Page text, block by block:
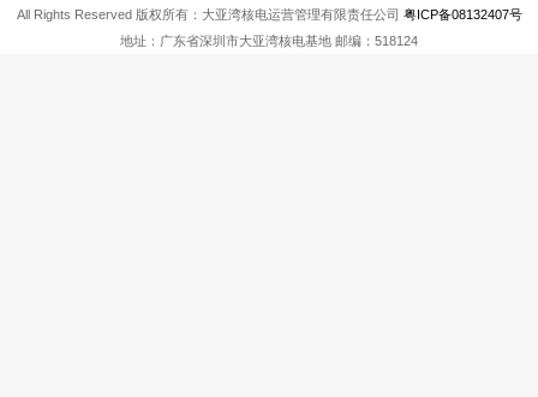
All Rights Reserved 版权所有：大亚湾核电运营管理有限责任公司 粤ICP备08132407号
地址：广东省深圳市大亚湾核电基地 邮编：518124